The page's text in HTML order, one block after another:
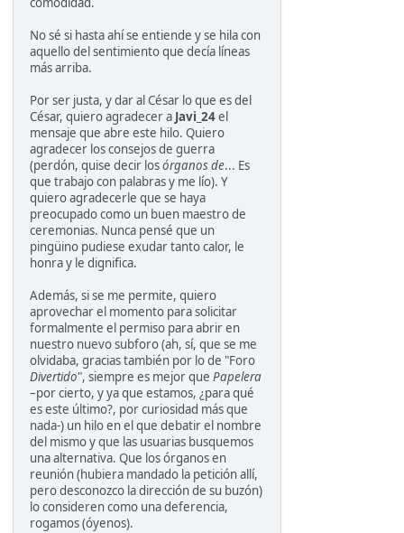
No sé si hasta ahí se entiende y se hila con
aquello del sentimiento que decía líneas
más arriba.
Por ser justa, y dar al César lo que es del
César, quiero agradecer a Javi_24el
mensaje que abre este hilo. Quiero
agradecer los consejos de guerra
(perdón, quise decir losórganos de... Es
que trabajo con palabras y me lío). Y
quiero agradecerle que se haya
preocupado como un buen maestro de
ceremonias. Nunca pensé que un
pingüino pudiese exudar tanto calor, le
honra y le dignifica.
Además, si se me permite, quiero
aprovechar el momento para solicitar
formalmente el permiso para abrir en
nuestro nuevo subforo (ah, sí, que se me
olvidaba, gracias también por lo de "Foro
Divertido", siempre es mejor que Papelera
–por cierto, y ya que estamos, ¿para qué
es este último?, por curiosidad más que
nada-) un hilo en el que debatir el nombre
del mismo y que las usuarias busquemos
una alternativa. Que los órganos en
reunión (hubiera mandado la petición allí,
pero desconozco la dirección de su buzón)
lo consideren como una deferencia,
rogamos (óyenos).